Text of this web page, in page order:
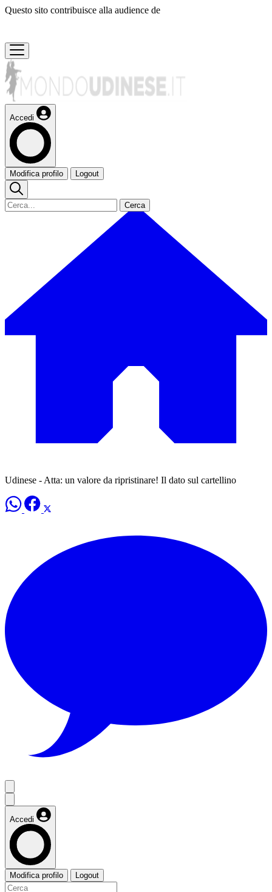
Questo sito contribuisce alla audience de
Accedi
Modifica profilo Logout
Cerca
Udinese - Atta: un valore da ripristinare! Il dato sul cartellino
Accedi
Modifica profilo Logout